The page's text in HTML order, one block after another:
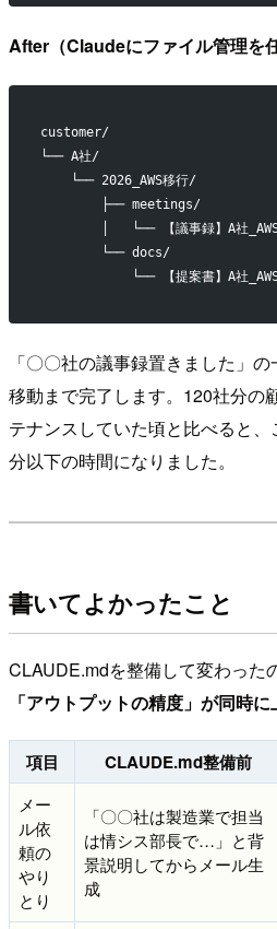
After（Claudeにファイル管理を
customer/
└── A社/
    └── 2026_AWS移行/
        ├── meetings/
│   └── 【議事録】A社
        └── docs/
└── 【提案書】A社
「〇〇社の議事録置きました」
移動まで完了します。120社分の
テナンスしていた頃と比べると
分以下の時間になりました。
書いてよかったこと
CLAUDE.mdを整備して変わった
「アウトプットの精度」が同時
項目 CLAUDE.md整備前
メー
ル依
頼の
やり
とり
「〇〇社は製造業で担当
は情シス部長で…」と背
景説明してからメール生
成